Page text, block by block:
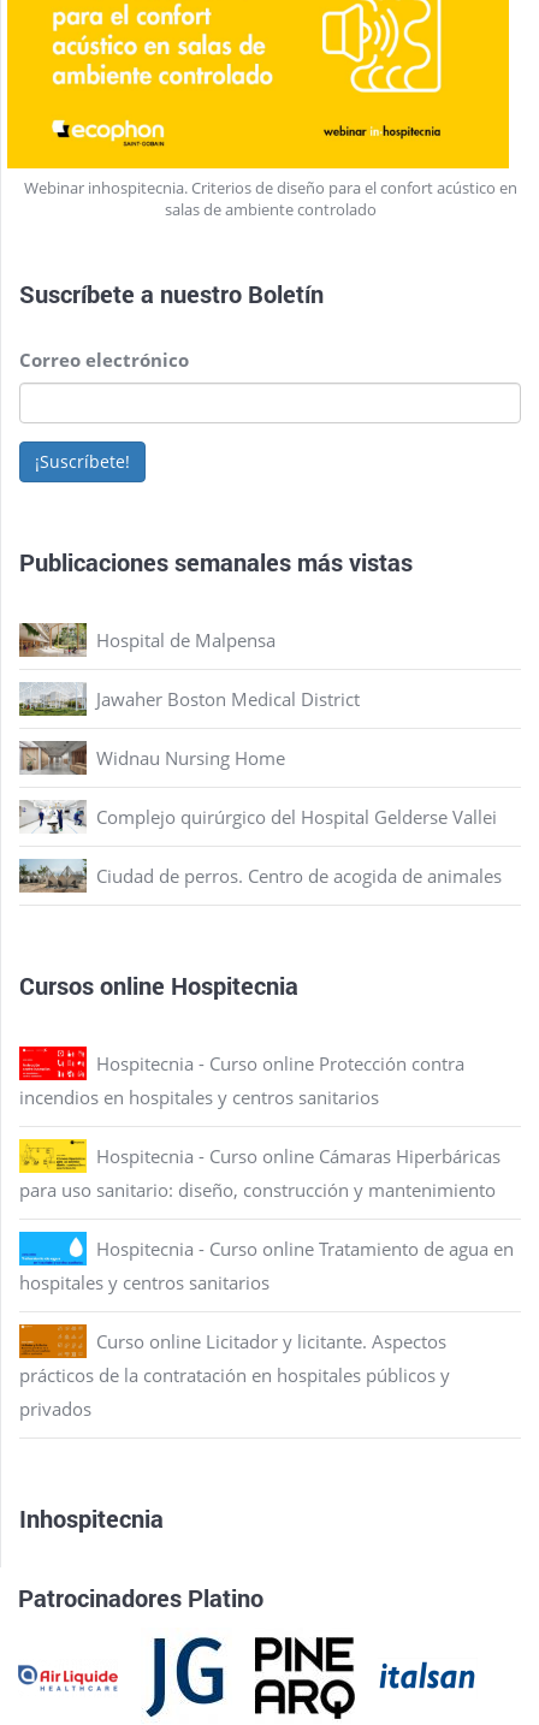
Webinar inhospitecnia. Criterios de diseño para el confort acústico en
salas de ambiente controlado
Suscríbete a nuestro Boletín
Correo electrónico
¡Suscríbete!
Publicaciones semanales más vistas
Hospital de Malpensa
Jawaher Boston Medical District
Widnau Nursing Home
Complejo quirúrgico del Hospital Gelderse Vallei
Ciudad de perros. Centro de acogida de animales
Cursos online Hospitecnia
Hospitecnia - Curso online Protección contra
incendios en hospitales y centros sanitarios
Hospitecnia - Curso online Cámaras Hiperbáricas
para uso sanitario: diseño, construcción y mantenimiento
Hospitecnia - Curso online Tratamiento de agua en
hospitales y centros sanitarios
Curso online Licitador y licitante. Aspectos
prácticos de la contratación en hospitales públicos y
privados
Inhospitecnia
Patrocinadores Platino